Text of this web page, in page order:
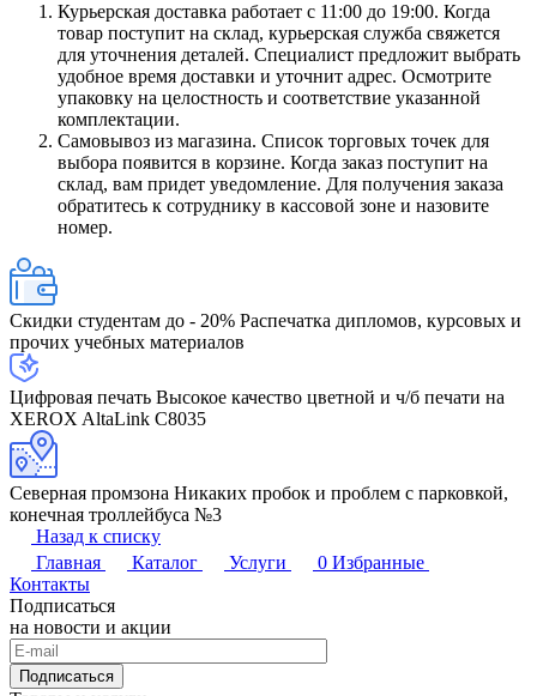
Курьерская доставка работает с 11:00 до 19:00. Когда
товар поступит на склад, курьерская служба свяжется
для уточнения деталей. Специалист предложит выбрать
удобное время доставки и уточнит адрес. Осмотрите
упаковку на целостность и соответствие указанной
комплектации.
Самовывоз из магазина. Список торговых точек для
выбора появится в корзине. Когда заказ поступит на
склад, вам придет уведомление. Для получения заказа
обратитесь к сотруднику в кассовой зоне и назовите
номер.
Скидки студентам до - 20% Распечатка дипломов, курсовых и
прочих учебных материалов
Цифровая печать Высокое качество цветной и ч/б печати на
XEROX AltaLink C8035
Северная промзона Никаких пробок и проблем с парковкой,
конечная троллейбуса №3
Назад к списку
Главная
Каталог Услуги 0 Избранные
Контакты
Подписаться
на новости и акции
Подписаться